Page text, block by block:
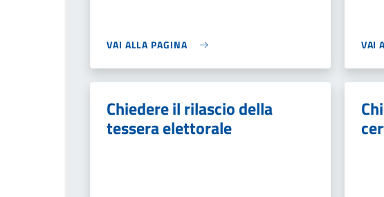
VAI ALLA PAGINA VAI
Chiedere il rilascio della
tessera elettorale